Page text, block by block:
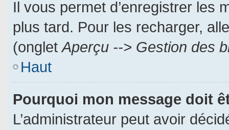
Il vous permet d’enregistrer les
plus tard. Pour les recharger,
(ongletAperçu --> Gestion des
Haut
Pourquoi mon message doit
L’administrateur peut avoir